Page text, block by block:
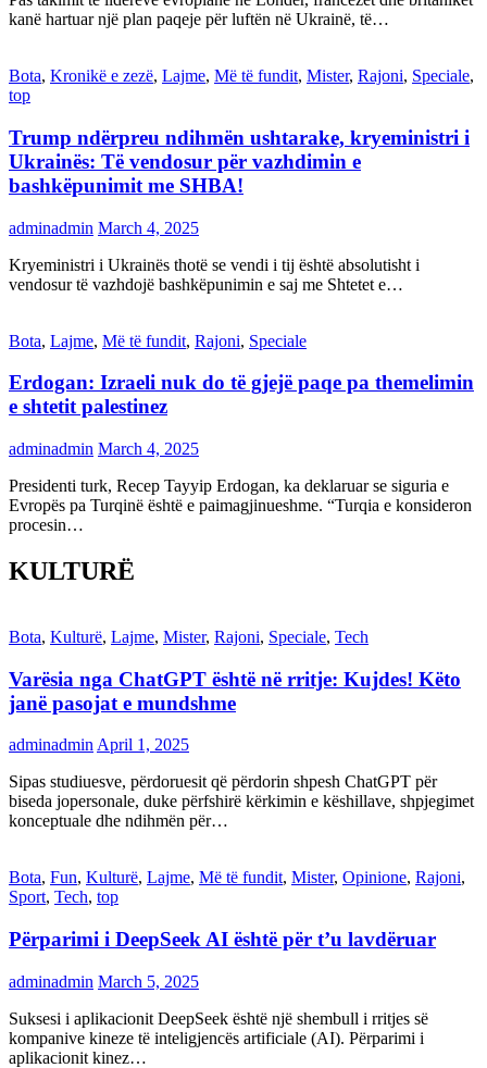
kanë hartuar një plan paqeje për luftën në Ukrainë, të…
Bota, Kronikë e zezë, Lajme, Më të fundit, Mister, Rajoni, Speciale,
top
Trump ndërpreu ndihmën ushtarake, kryeministri i
Ukrainës: Të vendosur për vazhdimin e
bashkëpunimit me SHBA!
adminadmin March 4, 2025
Kryeministri i Ukrainës thotë se vendi i tij është absolutisht i
vendosur të vazhdojë bashkëpunimin e saj me Shtetet e…
Bota, Lajme, Më të fundit, Rajoni, Speciale
Erdogan: Izraeli nuk do të gjejë paqe pa themelimin
e shtetit palestinez
adminadmin March 4, 2025
Presidenti turk, Recep Tayyip Erdogan, ka deklaruar se siguria e
Evropës pa Turqinë është e paimagjinueshme. “Turqia e konsideron
procesin…
KULTURË
Bota, Kulturë, Lajme, Mister, Rajoni, Speciale, Tech
Varësia nga ChatGPT është në rritje: Kujdes! Këto
janë pasojat e mundshme
adminadmin April 1, 2025
Sipas studiuesve, përdoruesit që përdorin shpesh ChatGPT për
biseda jopersonale, duke përfshirë kërkimin e këshillave, shpjegimet
konceptuale dhe ndihmën për…
Bota, Fun, Kulturë, Lajme, Më të fundit, Mister, Opinione, Rajoni,
Sport, Tech, top
Përparimi i DeepSeek AI është për t’u lavdëruar
adminadmin March 5, 2025
Suksesi i aplikacionit DeepSeek është një shembull i rritjes së
kompanive kineze të inteligjencës artificiale (AI). Përparimi i
aplikacionit kinez…